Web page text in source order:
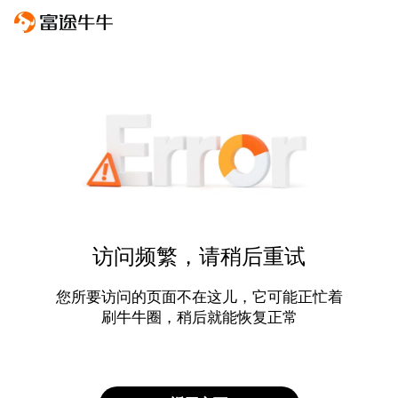
访问频繁，请稍后重试
您所要访问的页面不在这儿，它可能正忙着
刷牛牛圈，稍后就能恢复正常